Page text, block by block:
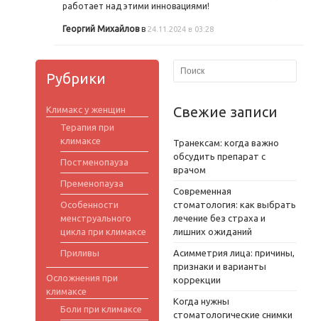
работает над этими инновациями!
Георгий Михайловв 24.11.2024 в 03:28
Рубрики
Климакс у женщин
Терапия при
климаксе
Постменопауза
Пременопауза
Особенности
менструального
цикла при климаксе
Приливы
Осложнения при
климаксе
Боли при климаксе
Свежие записи
Транексам: когда важно
обсудить препарат с
врачом
Современная
стоматология: как выбрать
лечение без страха и
лишних ожиданий
Асимметрия лица: причины,
признаки и варианты
коррекции
Когда нужны
стоматологические снимки